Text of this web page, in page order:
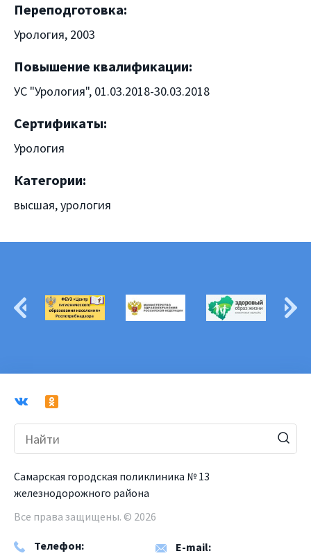
Переподготовка:
Урология, 2003
Повышение квалификации:
УС "Урология", 01.03.2018-30.03.2018
Сертификаты:
Урология
Категории:
высшая, урология
Самарская городская поликлиника № 13
железнодорожного района
Все права защищены. © 2026
Телефон: E-mail: